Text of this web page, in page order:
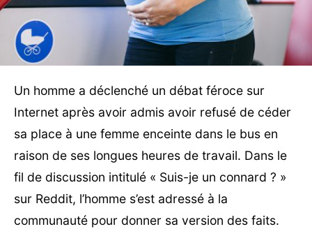
Un homme a déclenché un débat féroce sur
Internet après avoir admis avoir refusé de céder
sa place à une femme enceinte dans le bus en
raison de ses longues heures de travail. Dans le
fil de discussion intitulé « Suis-je un connard ? »
sur Reddit, l’homme s’est adressé à la
communauté pour donner sa version des faits.